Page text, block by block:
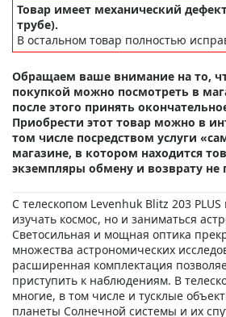
Товар имеет механический
трубе).
В остальном товар полностью
Обращаем ваше внимание на то,
покупкой можно посмотреть в
после этого принять
Приобрести этот товар можно в
том числе посредством услуги
магазине, в котором находится
экземпляры обмену и возврату не
С телескопом Levenhuk Blitz 203
изучать космос, но и заниматься
Светосильная и мощная оптика
множества астрономических
расширенная комплектация
приступить к наблюдениям. В
многие, в том числе и тусклые
планеты Солнечной системы и их